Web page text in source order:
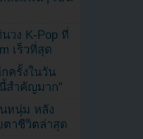
วง K-Pop ที่
เร็วที่สุด
ครั้งในวัน
สำคัญมาก”
หนุ่ม หลัง
าชีวิตล่าสุด